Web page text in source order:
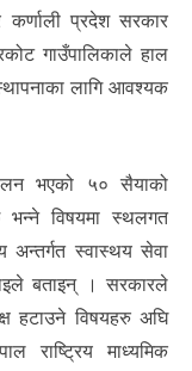
कर्णाली प्रदेश सरकार
गाउँपालिकाले हाल
लागि आवश्यक
भएको ५० सैयाको
भन्ने विषयमा स्थलगत
अन्तर्गत स्वास्थय सेवा
बताइन् । सरकारले
हटाउने विषयहरु अघि
राष्ट्रिय माध्यमिक